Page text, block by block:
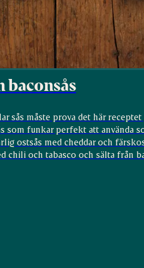
baconsås
sås måste prova det här receptet
som funkar perfekt att använda
ostsås med cheddar och
chili och tabasco och sälta från